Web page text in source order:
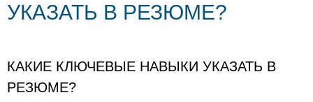
УКАЗАТЬ В РЕЗЮМЕ?
КАКИЕ КЛЮЧЕВЫЕ НАВЫКИ УКАЗАТЬ В
РЕЗЮМЕ?